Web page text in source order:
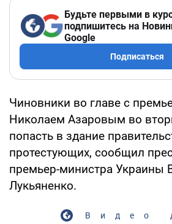
Будьте первыми в
подпишитесь на
Google
Подписаться
Чиновники во главе с
Николаем Азаровым во
попасть в здание
протестующих, сообщил
премьер-министра Украины
Лукьяненко.
Видео